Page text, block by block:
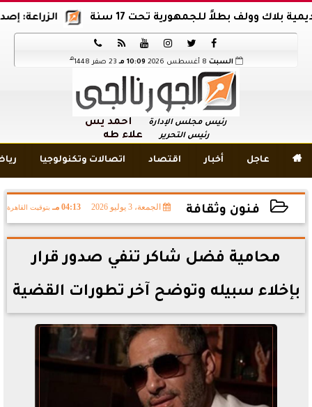
الزراعة: إصدار 12 ألف موافقة وتصريح بالمبيدات خلال 6 شهور وولف بطلاً للجمهورية تحت 17 سنة






السبت 10:09 مـ 23 صفر 1448 هـ
رئيس مجلس الإدارة أحمد يس
رئيس التحرير علاء طه
 عاجل أخبار اقتصاد اتصالات وتكنولوجيا
فنون وثقافة الجمعة، 3 يوليو 2026 04:13 مـ بتوقيت القاهرة
2026-07-03 16:13:56
محامية فضل شاكر تنفي صدور قرار
بإخلاء سبيله وتوضح آخر تطورات القضية